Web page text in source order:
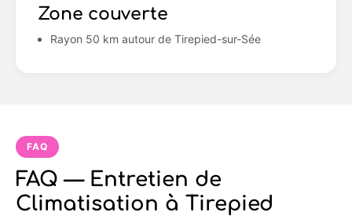
Zone couverte
Rayon 50 km autour de Tirepied-sur-Sée
FAQ
FAQ — Entretien de
Climatisation à Tirepied